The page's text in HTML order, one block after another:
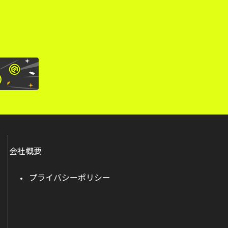
会社概要
プライバシーポリシー